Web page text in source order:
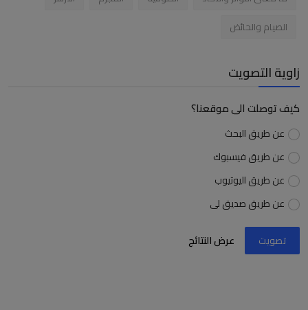
الصيام والحائض
زاوية التصويت
كيف توصلت الى موقعنا؟
عن طريق البحث
عن طريق فيسبوك
عن طريق اليوتيوب
عن طريق صديق لى
تصويت عرض النتائج